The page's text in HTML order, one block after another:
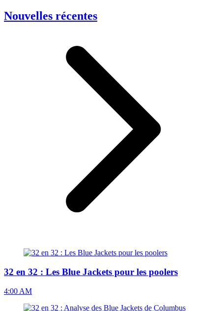
Nouvelles récentes
32 en 32 : Les Blue Jackets pour les poolers
4:00 AM